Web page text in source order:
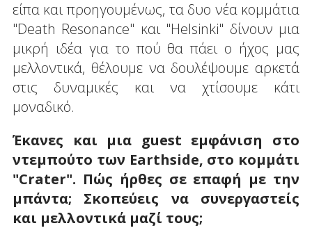
είπα και προηγουμένως, τα δυο νέα κομμάτια
"Death Resonance" και "Helsinki" δίνουν μια
μικρή ιδέα για το πού θα πάει ο ήχος μας
μελλοντικά, θέλουμε να δουλέψουμε αρκετά
στις δυναμικές και να χτίσουμε κάτι
μοναδικό.
Έκανες και μια guest εμφάνιση στο
ντεμπούτο των Earthside, στο κομμάτι
"Crater". Πώς ήρθες σε επαφή με την
μπάντα; Σκοπεύεις να συνεργαστείς
και μελλοντικά μαζί τους;